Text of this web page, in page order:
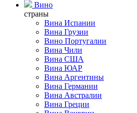
Вино
страны
Вина Испании
Вина Грузии
Вино Португалии
Вина Чили
Вина США
Вина ЮАР
Вина Аргентины
Вина Германии
Вина Австралии
Вина Греции